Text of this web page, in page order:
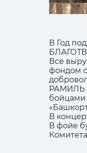
В Год
Все
фондом
РАМИЛЬ
бойцами
В
В фойе